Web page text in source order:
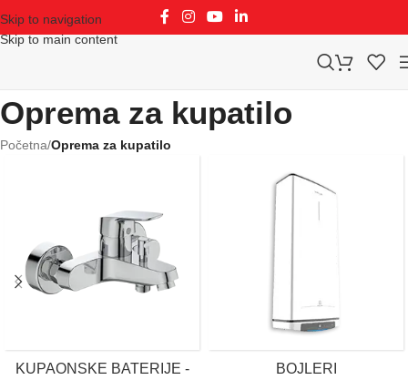
Skip to navigation
Skip to main content
Oprema za kupatilo
Početna/Oprema za kupatilo
KUPAONSKE BATERIJE -
BOJLERI